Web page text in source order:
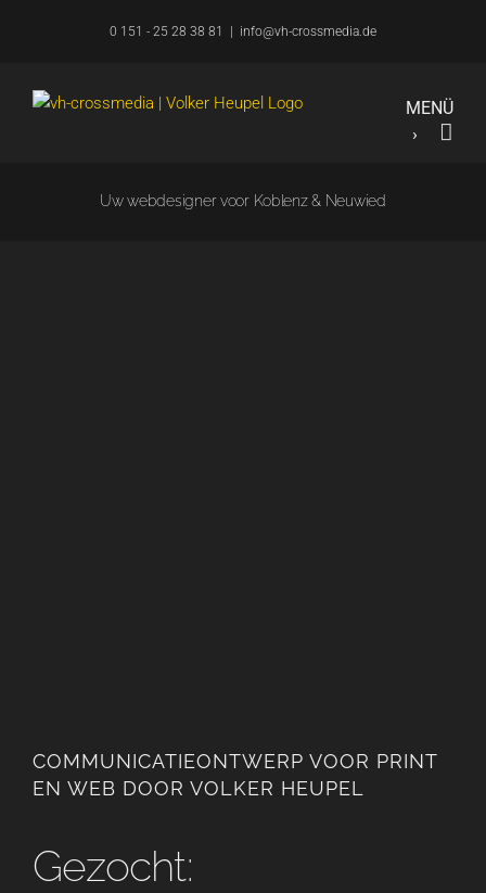
0 151 - 25 28 38 81 info@vh-crossmedia.de
Uw webdesigner voor Koblenz & Neuwied
COMMUNICATIEONTWERP VOOR PRINT
EN WEB DOOR VOLKER HEUPEL
Gezocht: